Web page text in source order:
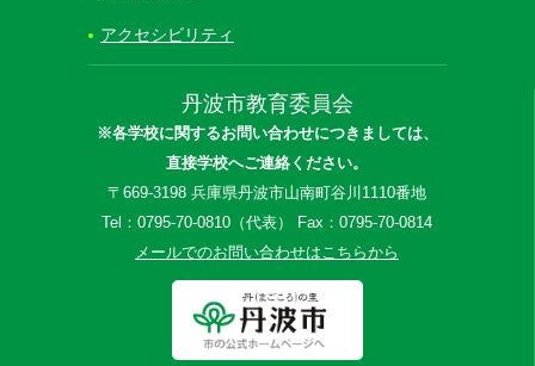
丹波市教育委員会
※各学校に関するお問い合わせにつきましては、
直接学校へご連絡ください。
〒669-3198 兵庫県丹波市山南町谷川1110番地
Tel：0795-70-0810（代表） Fax：0795-70-0814
メールでのお問い合わせはこちらから
アクセシビリティ